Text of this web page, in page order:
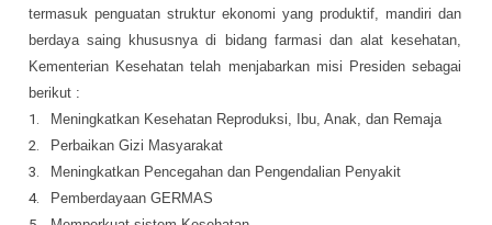
termasuk penguatan struktur ekonomi yang produktif, mandiri dan
berdaya saing khususnya di bidang farmasi dan alat kesehatan,
Kementerian Kesehatan telah menjabarkan misi Presiden sebagai
berikut :
1.
Meningkatkan Kesehatan Reproduksi, Ibu, Anak, dan Remaja
2.
Perbaikan Gizi Masyarakat
3.
Meningkatkan Pencegahan dan Pengendalian Penyakit
4.
Pemberdayaan GERMAS